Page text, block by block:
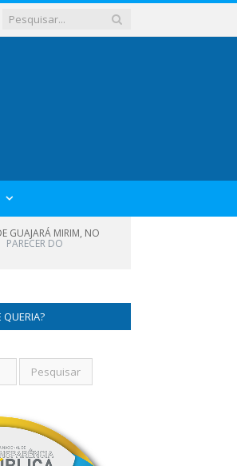
GUAJARÁ MIRIM, NO
PARECER DO